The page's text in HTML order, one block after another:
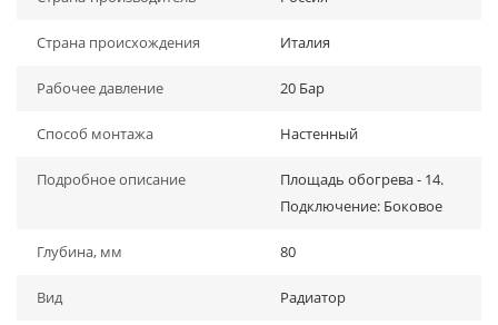
Страна происхождения Италия
Рабочее давление 20 Бар
Способ монтажа Настенный
Подробное описание
Площадь обогрева - 14.
Подключение: Боковое
Глубина, мм 80
Вид Радиатор